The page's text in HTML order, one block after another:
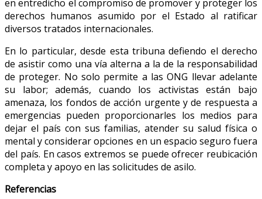
en entredicho el compromiso de promover y proteger los
derechos humanos asumido por el Estado al ratificar
diversos tratados internacionales.
En lo particular, desde esta tribuna defiendo el derecho
de asistir como una vía alterna a la de la responsabilidad
de proteger. No solo permite a las ONG llevar adelante
su labor; además, cuando los activistas están bajo
amenaza, los fondos de acción urgente y de respuesta a
emergencias pueden proporcionarles los medios para
dejar el país con sus familias, atender su salud física o
mental y considerar opciones en un espacio seguro fuera
del país. En casos extremos se puede ofrecer reubicación
completa y apoyo en las solicitudes de asilo.
Referencias